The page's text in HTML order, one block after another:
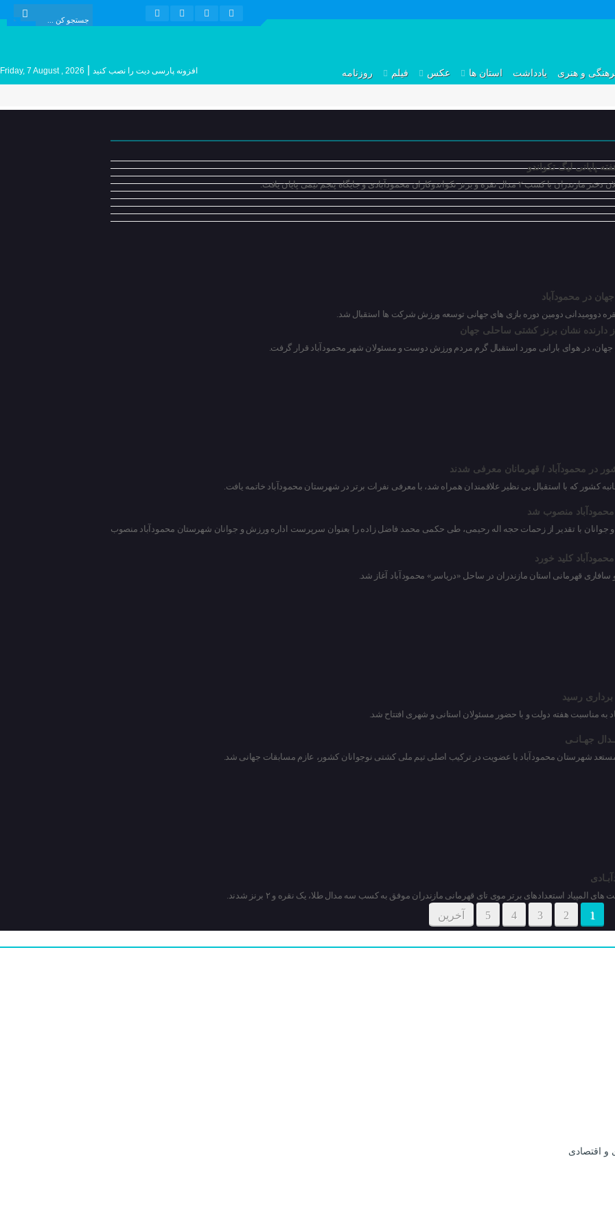
و هنری یادداشت استان ها عکس فیلم روزنامه افزونه پارسی دیت را نصب کنید Friday, 7 August , 2026
پایانی لیگ تکواندو
محمودآبادی و جایگاه پنجم تیمی پایان یافت.
در محمودآباد
دوومیدانی دومین دوره بازی های جهانی توسعه ورزش شرکت ها استقبال شد.
دارنده نشان برنز کشتی ساحلی جهان
در هوای بارانی مورد استقبال گرم مردم ورزش دوست و مسئولان شهر محمودآباد قرار گرفت.
در محمودآباد / قهرمانان معرفی شدند
کشور که با استقبال بی نظیر علاقمندان همراه شد، با معرفی نفرات برتر در شهرستان محمودآباد خاتمه یافت.
منصوب شد
و جوانان با تقدیر از زحمات حجه اله رحیمی، طی حکمی محمد فاضل زاده را بعنوان سرپرست اداره ورزش و جوانان شهرستان محمودآباد منصوب
کلید خورد
سافاری قهرمانی استان مازندران در ساحل «دریاسر» محمودآباد آغاز شد.
رسید
جهـانـی
مستعد شهرستان محمودآباد با عضویت در ترکیب اصلی تیم ملی کشتی نوجوانان کشور، عازم مسابقات جهانی شد.
المپیاد استعدادهای برتر موی تای قهرمانی مازندران موفق به کسب سه مدال طلا، یک نقره و ۲ برنز شدند.
1
2
3
4
5 آخرین
و اقتصادی